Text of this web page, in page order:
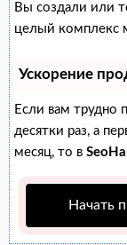
Вы создали или
целый комплекс
Ускорение
Если вам трудно
десятки раз, а
месяц, то в
Начать